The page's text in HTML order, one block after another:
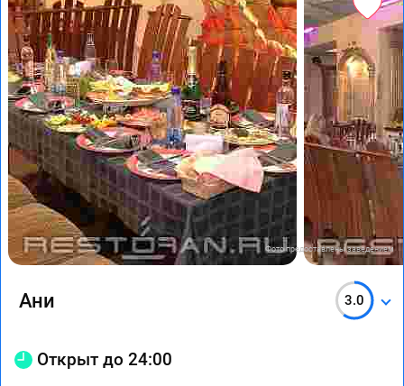
Фото предоставлены заведением
Ани 3.0
Открыт до 24:00